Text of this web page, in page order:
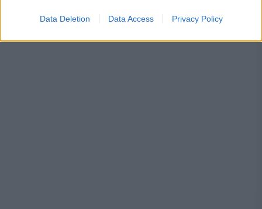
Data Deletion Data Access Privacy Policy